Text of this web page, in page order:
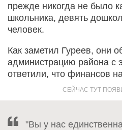
прежде никогда не было
школьника, девять
человек.
Как заметил Гуреев, они
администрацию района с
ответили, что финансов
"Вы у нас